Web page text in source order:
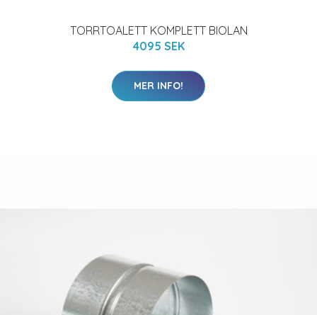
TORRTOALETT KOMPLETT BIOLAN
4095 SEK
MER INFO!